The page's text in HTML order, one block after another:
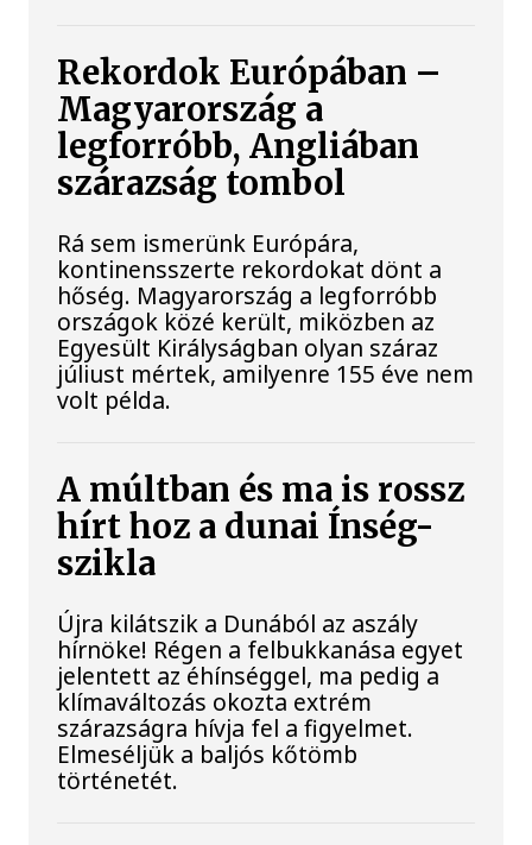
Rekordok Európában –
Magyarország a
legforróbb, Angliában
szárazság tombol
Rá sem ismerünk Európára,
kontinensszerte rekordokat dönt a
hőség. Magyarország a legforróbb
országok közé került, miközben az
Egyesült Királyságban olyan száraz
júliust mértek, amilyenre 155 éve nem
volt példa.
A múltban és ma is rossz
hírt hoz a dunai Ínség-
szikla
Újra kilátszik a Dunából az aszály
hírnöke! Régen a felbukkanása egyet
jelentett az éhínséggel, ma pedig a
klímaváltozás okozta extrém
szárazságra hívja fel a figyelmet.
Elmeséljük a baljós kőtömb
történetét.